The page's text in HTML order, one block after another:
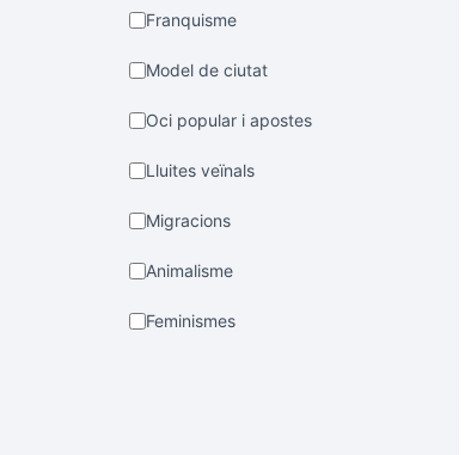
Franquisme
Model de ciutat
Oci popular i apostes
Lluites veïnals
Migracions
Animalisme
Feminismes